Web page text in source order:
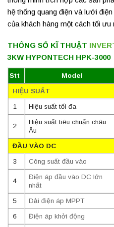
hệ thống quang điện và lưới
của khách hàng một cách tối ưu
THÔNG SỐ KĨ THUẬT
3KW HYPONTECH HPK-3000
Stt Model
HIỆU SUẤT
1 Hiệu suất tối đa
2
Hiệu suất tiêu chuẩn châu
Âu
ĐẦU VÀO DC
3 Công suất đầu vào
4
Điện áp đầu vào DC lớn
nhất
5 Dải điện áp MPPT
6 Điện áp khởi động